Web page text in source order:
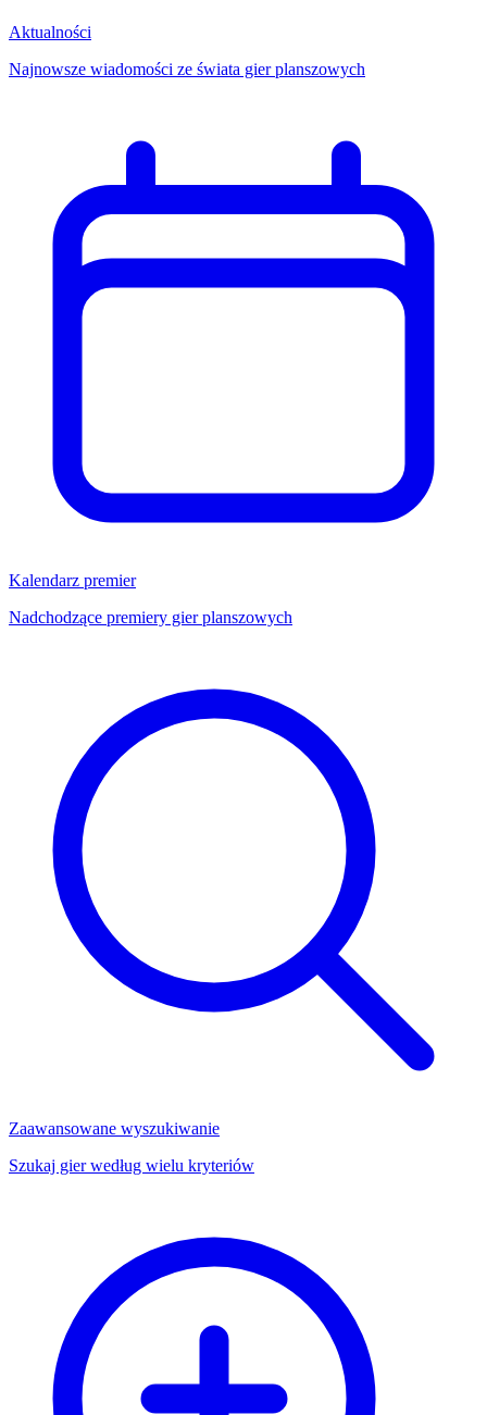
Aktualności
Najnowsze wiadomości ze świata gier planszowych
Kalendarz premier
Nadchodzące premiery gier planszowych
Zaawansowane wyszukiwanie
Szukaj gier według wielu kryteriów